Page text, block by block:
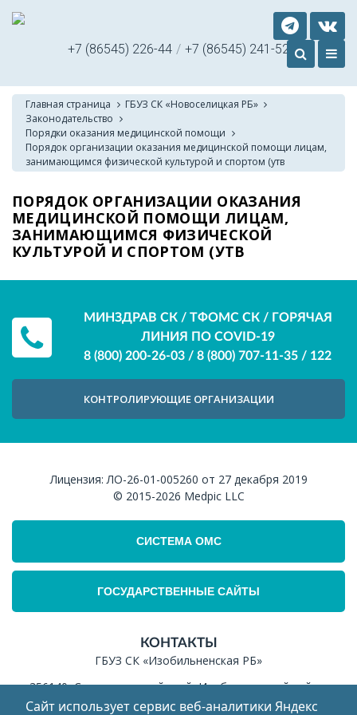
+7 (86545) 226-44 / +7 (86545) 241-52
Главная страница
ГБУЗ СК «Новоселицкая РБ»
Законодательство
Порядки оказания медицинской помощи
Порядок организации оказания медицинской помощи лицам,
занимающимся физической культурой и спортом (утв
ПОРЯДОК ОРГАНИЗАЦИИ ОКАЗАНИЯ
МЕДИЦИНСКОЙ ПОМОЩИ ЛИЦАМ,
ЗАНИМАЮЩИМСЯ ФИЗИЧЕСКОЙ
КУЛЬТУРОЙ И СПОРТОМ (УТВ
МИНЗДРАВ СК / ТФОМС СК / ГОРЯЧАЯ
ЛИНИЯ ПО COVID-19
8 (800) 200-26-03 / 8 (800) 707-11-35 / 122
КОНТРОЛИРУЮЩИЕ ОРГАНИЗАЦИИ
Лицензия:ЛО-26-01-005260 от 27 декабря 2019
© 2015-2026 Medpic LLC
СИСТЕМА ОМС
ГОСУДАРСТВЕННЫЕ САЙТЫ
КОНТАКТЫ
ГБУЗ СК «Изобильненская РБ»
356140, Ставропольский край, Изобильненский район,
г.Изобильный, ул.Колхозная, 2
Сайт использует сервис веб‑аналитики Яндекс